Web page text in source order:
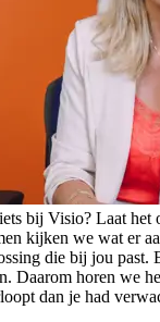
bij Visio? Laat het
kijken we wat er
die bij jou past.
Daarom horen we
dan je had